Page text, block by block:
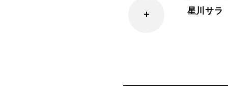
星川サラ